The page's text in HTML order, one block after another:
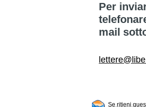
Per
mail
Se ritieni